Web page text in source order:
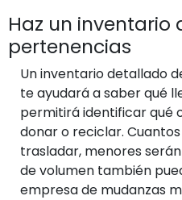
Haz un inventario
pertenencias
Un inventario detallado
te ayudará a saber qué
permitirá identificar qué
donar o reciclar.
trasladar, menores
de volumen también
empresa de mudanzas